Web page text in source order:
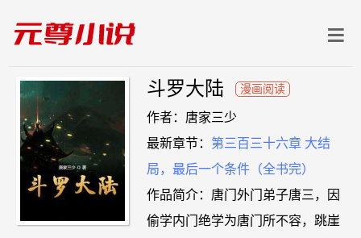
漫画阅读
斗罗大陆
作者：唐家三少
最新章节： 第三百三十六章 大结
局，最后一个条件（全书完）
作品简介：唐门外门弟子唐三，因
偷学内门绝学为唐门所不容，跳崖